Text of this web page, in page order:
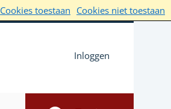
Cookies toestaan Cookies niet toestaan
Inloggen